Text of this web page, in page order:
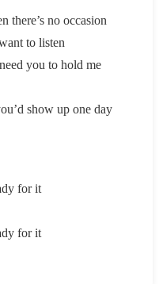
there’s no occasion
to listen
you to hold me
show up one day
for it
for it